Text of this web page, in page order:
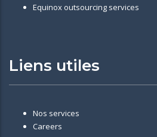
Equinox outsourcing services
Liens utiles
Nos services
Careers